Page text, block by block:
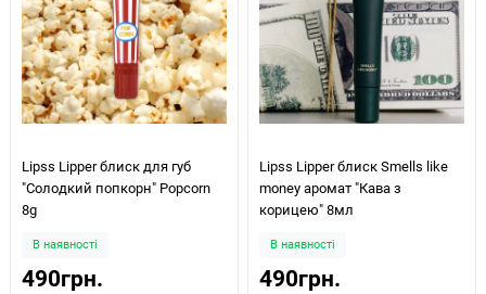
Lipss Lipper блиск для губ
"Солодкий попкорн" Popcorn
8g
В наявності
490грн.
Lipss Lipper блиск Smells like
money аромат "Кава з
корицею" 8мл
В наявності
490грн.